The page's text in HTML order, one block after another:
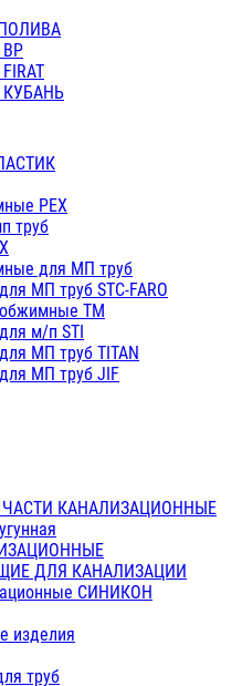
PEX
труб
для МП труб
МП труб STC-FARO
ТМ
м/п STI
МП труб TITAN
МП труб JIF
КАНАЛИЗАЦИОННЫЕ
ДЛЯ КАНАЛИЗАЦИИ
СИНИКОН
изделия
труб